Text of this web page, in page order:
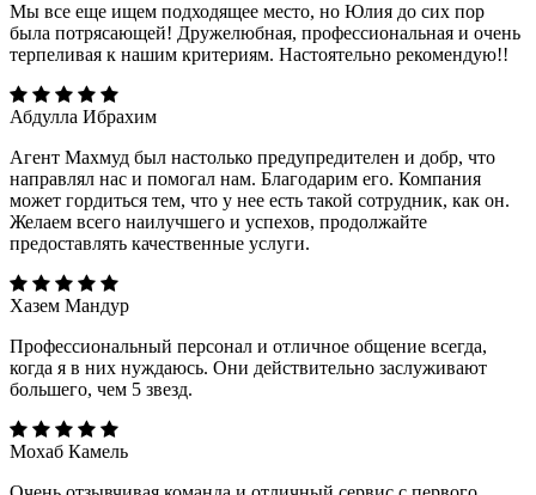
Мы все еще ищем подходящее место, но Юлия до сих пор
была потрясающей! Дружелюбная, профессиональная и очень
терпеливая к нашим критериям. Настоятельно рекомендую!!
Абдулла Ибрахим
Агент Махмуд был настолько предупредителен и добр, что
направлял нас и помогал нам. Благодарим его. Компания
может гордиться тем, что у нее есть такой сотрудник, как он.
Желаем всего наилучшего и успехов, продолжайте
предоставлять качественные услуги.
Хазем Мандур
Профессиональный персонал и отличное общение всегда,
когда я в них нуждаюсь. Они действительно заслуживают
большего, чем 5 звезд.
Мохаб Камель